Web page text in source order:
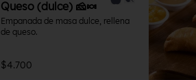
Queso (dulce) 🧀🍬
Empanada de masa dulce, rellena
de queso.
$4.700